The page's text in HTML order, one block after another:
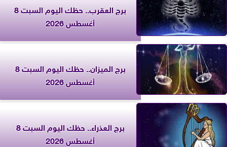
برج العقرب.. حظك اليوم السبت 8
أغسطس 2026
برج الميزان.. حظك اليوم السبت 8
أغسطس 2026
برج العذراء.. حظك اليوم السبت 8
أغسطس 2026